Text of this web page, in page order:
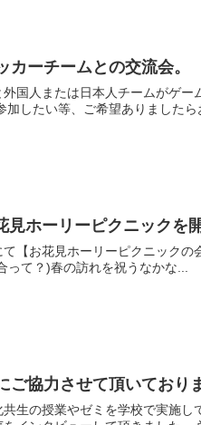
カーチームとの交流会。
がゲームをしております。 ナマステ江戸川区は、
ッカーゲームに参加したい等、ご希望ありま
見ホーリーピクニックを
ックの会】を開催しました！ ちなみに、ホーリ
て？)春の訪れを祝うなかな...
ご協力させて頂いており
業やゼミを学校で実施しており、イ